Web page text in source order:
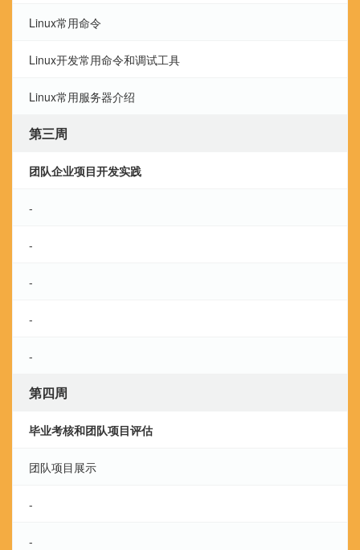
Linux常用命令
Linux开发常用命令和调试工具
Linux常用服务器介绍
第三周
团队企业项目开发实践
-
-
-
-
-
第四周
毕业考核和团队项目评估
团队项目展示
-
-